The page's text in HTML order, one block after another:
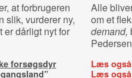
at forbrugeren
slik, vurderer ny,
er dårligt nyt for
forsøgsdyr
Alle
om et
demand,
Læs
Læs